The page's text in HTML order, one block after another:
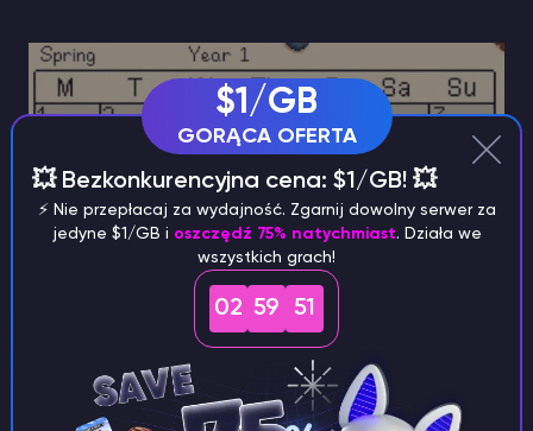
$1/GB
GORĄCA OFERTA
💥 Bezkonkurencyjna cena: $1/GB! 💥
⚡️ Nie przepłacaj za wydajność. Zgarnij dowolny serwer za
jedyne $1/GB i oszczędź 75% natychmiast. Działa we
wszystkich grach!
02 59 50